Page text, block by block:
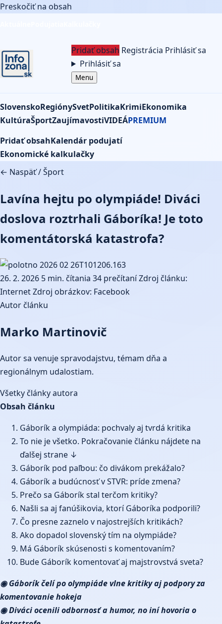
Preskočiť na obsah
Pridať obsah Registrácia Prihlásiť sa
Prihlásiť sa
Menu
SlovenskoRegiónySvetPolitikaKrimiEkonomika
KultúraŠportZaujímavostiVIDEÁPREMIUM
Pridať obsahKalendár podujatí
Ekonomické kalkulačky
← Naspäť/Šport
Lavína hejtu po olympiáde! Diváci
doslova roztrhali Gáboríka! Je toto
komentátorská katastrofa?
26. 2. 2026 5 min. čítania 34 prečítaníZdroj článku:
InternetZdroj obrázkov: Facebook
Autor článku
Marko Martinovič
Autor sa venuje spravodajstvu, témam dňa a
regionálnym udalostiam.
Všetky články autora
Obsah článku
Gáborík a olympiáda: pochvaly aj tvrdá kritika
To nie je všetko. Pokračovanie článku nájdete na
ďalšej strane ↓
Gáborík pod paľbou: čo divákom prekážalo?
Gáborík a budúcnosť v STVR: príde zmena?
Prečo sa Gáborík stal terčom kritiky?
Našli sa aj fanúšikovia, ktorí Gáboríka podporili?
Čo presne zaznelo v najostrejších kritikách?
Ako dopadol slovenský tím na olympiáde?
Má Gáborík skúsenosti s komentovaním?
Bude Gáborík komentovať aj majstrovstvá sveta?
◉ Gáborík čelí po olympiáde vlne kritiky aj podpory za
komentovanie hokeja
◉ Diváci ocenili odbornosť a humor, no iní hovoria o